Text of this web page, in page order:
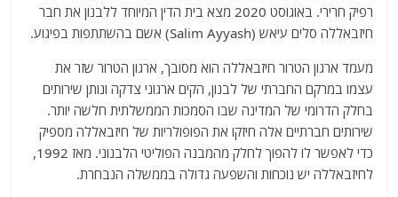
רפיק חרירי. באוגוסט 2020 מצא בית הדין המיוחד ללבנון את חבר
חיזבאללה סלים עיאש (Salim Ayyash) אשם בהשתתפות בפיגוע.
מעמד ארגון הטרור חיזבאללה הוא מסובך, ארגון הטרור שזר את
עצמו במרקם החברתי של לבנון, הקים ארגוני צדקה ונותן שירותים
בחלק הדרומי של המדינה שבו הסמכות הממשלתית חלשה יותר.
שירותים חברתיים אלה חיזקו את הפופולריות של חיזבאללה מספיק
כדי לאפשר לו להפוך לחלק מהמבנה הפוליטי הלבנוני. מאז 1992,
לחיזבאללה יש נוכחות והשפעה גדולה בממשלה הנבחרת.